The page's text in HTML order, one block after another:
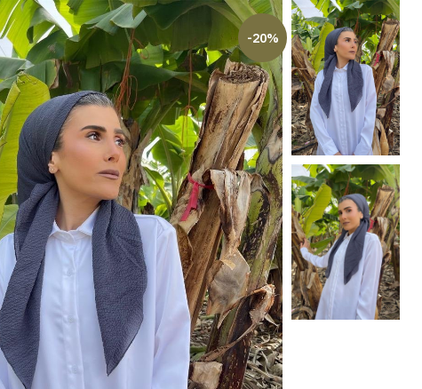
probability of long sessions. Reading these guides often reveals how the
guarantees genuine randomness for every single bet you decide to place.
-20%